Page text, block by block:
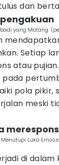
dan
yang Matang.
Setiap
atau pujian.
pola pikir,
meski
Luka
di dalam